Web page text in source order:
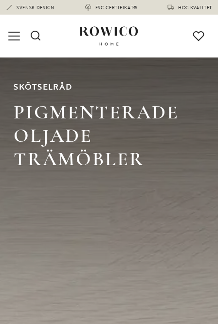
SVENSK DESIGN FSC-CERTIFIKAT® HÖG KVALITET
SKÖTSELRÅD
PIGMENTERADE
OLJADE
TRÄMÖBLER